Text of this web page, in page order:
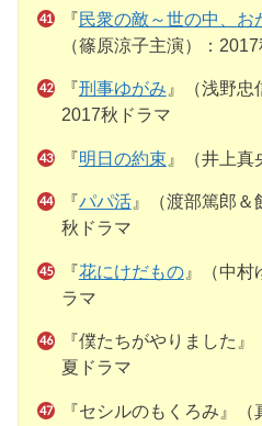
『民衆の敵～世の中、お
（篠原涼子主演）：
『刑事ゆがみ 』（浅野忠
2017秋ドラマ
『明日の約束 』（井上真
『パパ活』（渡部篤郎＆
秋ドラマ
『花にけだもの』（中村
ラマ
『僕たちがやりました
夏ドラマ
『セシルのもくろみ』